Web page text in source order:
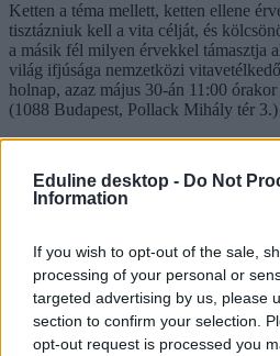
Eduline desktop - Do Not
Information
If you wish to opt-out of the sale,
processing of your personal or
targeted advertising by us, please
section to confirm your selection.
opt-out request is processed you
Ketten a téma mellett, ketten ellene
tisztázniuk kell a vita célját, és
a másik fél milyen érvekkel támasztja
világ ifjúsága nemzetközi
holnap, azaz május 30-án 11:00
(1088 Budapest, Pollack Mihály tér
elnöke? Már megvan a három
elnöki posztjáért, az országos
júniusban lesz. Ahogy arról
Galló Istvánné, a PSZ jelenlegi
vezetőség januári ülésén
nem kíván ismét elindulni az